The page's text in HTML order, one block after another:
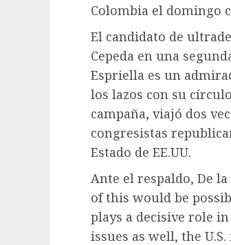
Colombia el domingo
El candidato de
Cepeda en una
Espriella es un
los lazos con su
campaña, viajó dos
congresistas
Estado de EE.UU.
Ante el respaldo, De
of this would be
plays a decisive role
issues as well, the